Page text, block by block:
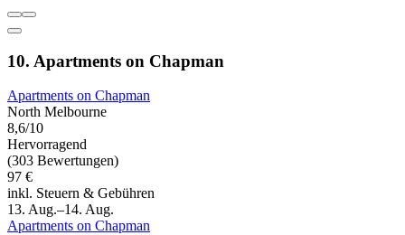
10. Apartments on Chapman
Apartments on Chapman
North Melbourne
8,6/10
Hervorragend
(303 Bewertungen)
97 €
inkl. Steuern & Gebühren
13. Aug.–14. Aug.
Apartments on Chapman